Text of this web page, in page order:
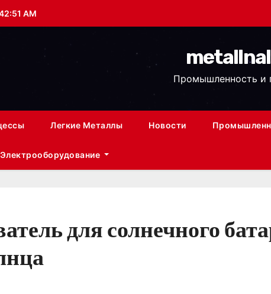
AM
Промышленность и
Легкие Металлы Новости
Электрооборудование
для солнечного